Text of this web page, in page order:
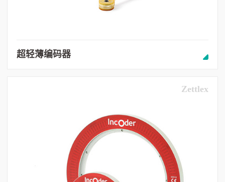
超轻薄编码器
Zettlex